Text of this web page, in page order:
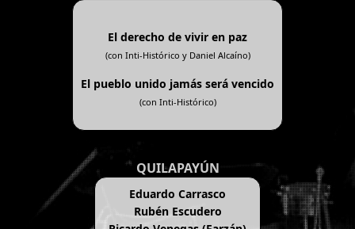
El derecho de vivir en paz
(con Inti-Histórico y Daniel Alcaíno)
El pueblo unido jamás será vencido
(con Inti-Histórico)
QUILAPAYÚN
Eduardo Carrasco
Rubén Escudero